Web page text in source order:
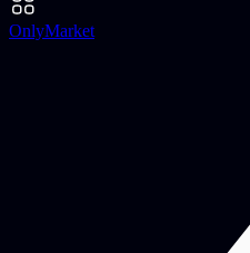
OnlyMarket